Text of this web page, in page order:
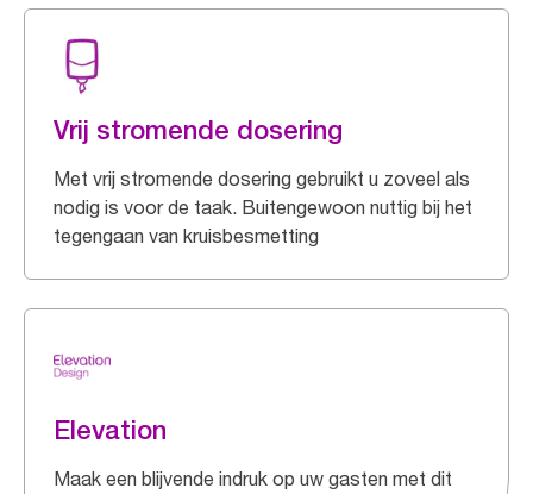
Vrij stromende dosering
Met vrij stromende dosering gebruikt u zoveel als
nodig is voor de taak. Buitengewoon nuttig bij het
tegengaan van kruisbesmetting
Elevation
Maak een blijvende indruk op uw gasten met dit